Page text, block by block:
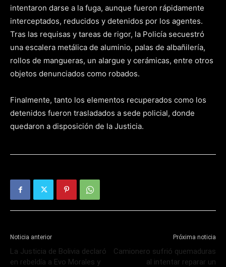
intentaron darse a la fuga, aunque fueron rápidamente
interceptados, reducidos y detenidos por los agentes.
Tras las requisas y tareas de rigor, la Policía secuestró
una escalera metálica de aluminio, palas de albañilería,
rollos de mangueras, un alargue y cerámicas, entre otros
objetos denunciados como robados.
Finalmente, tanto los elementos recuperados como los
detenidos fueron trasladados a sede policial, donde
quedaron a disposición de la Justicia.
Noticia anterior
La Justicia de Bolivia declaró
en rebeldía a Evo Morales y
Próxima noticia
Camionero sufrió quemaduras
al intentar reparar un